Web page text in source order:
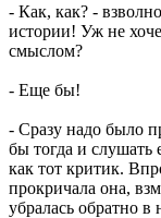
- Как, как? -
истории! Уж не
смыслом?
- Еще бы!
- Сразу надо было
бы тогда и слушать
как тот критик.
прокричала она,
убралась обратно в